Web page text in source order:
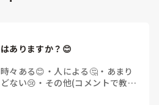
はありますか？😊
時々ある😊 ・ 人による🤔 ・ あまり
ない😢 ・ その他(コメントで教え